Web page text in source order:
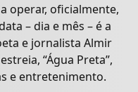
operar, oficialmente,
– dia e mês – é a
e jornalista Almir
“Água Preta”,
e entretenimento.